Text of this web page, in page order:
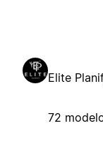
Elite
72